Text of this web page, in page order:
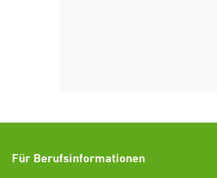
Für Berufsinformationen